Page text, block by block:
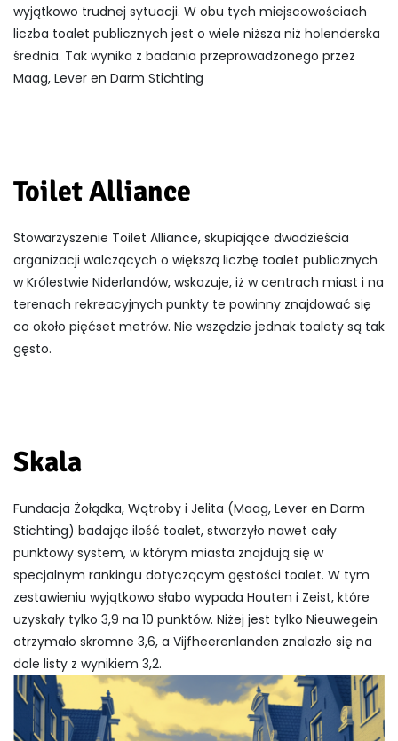
wyjątkowo trudnej sytuacji. W obu tych miejscowościach
liczba toalet publicznych jest o wiele niższa niż holenderska
średnia. Tak wynika z badania przeprowadzonego przez
Maag, Lever en Darm Stichting
Toilet Alliance
Stowarzyszenie Toilet Alliance, skupiające dwadzieścia
organizacji walczących o większą liczbę toalet publicznych
w Królestwie Niderlandów, wskazuje, iż w centrach miast i na
terenach rekreacyjnych punkty te powinny znajdować się
co około pięćset metrów. Nie wszędzie jednak toalety są tak
gęsto.
Skala
Fundacja Żołądka, Wątroby i Jelita (Maag, Lever en Darm
Stichting) badając ilość toalet, stworzyło nawet cały
punktowy system, w którym miasta znajdują się w
specjalnym rankingu dotyczącym gęstości toalet. W tym
zestawieniu wyjątkowo słabo wypada Houten i Zeist, które
uzyskały tylko 3,9 na 10 punktów. Niżej jest tylko Nieuwegein
otrzymało skromne 3,6, a Vijfheerenlanden znalazło się na
dole listy z wynikiem 3,2.